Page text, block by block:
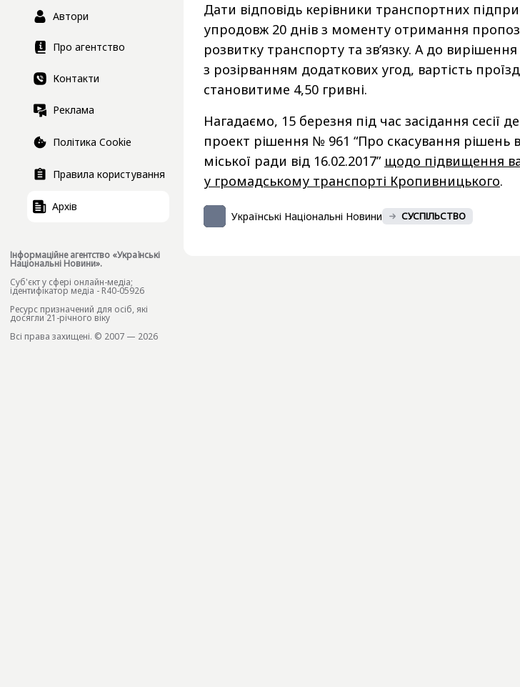
Автори
Про агентство
Контакти
Реклама
Політика Cookie
Правила користування
Архів
Інформаційне агентство «Українські
Національні Новини».
Cуб'єкт у сфері онлайн-медіа;
ідентифікатор медіа - R40-05926
Ресурс призначений для осіб, які
досягли 21-річного віку
Всі права захищені. © 2007 — 2026
Дати відповідь керівники транспортних
упродовж 20 днів з моменту отримання
розвитку транспорту та зв’язку. А до
з розірванням додаткових угод, вартість
становитиме 4,50 гривні.
Нагадаємо, 15 березня під час засідання сесії
проект рішення № 961 “Про скасування рішень
міської ради від 16.02.2017” щодо підвищення
у громадському транспорті Кропивницького.
Українські Національні Новини СУСПІЛЬСТВО